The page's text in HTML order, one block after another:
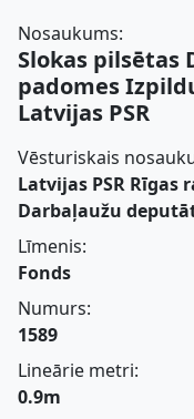
Nosaukums:
Slokas pilsētas
padomes
Latvijas PSR
Vēsturiskais
Latvijas PSR Rīgas
Darbaļaužu
Līmenis:
Fonds
Numurs:
1589
Lineārie metri:
0.9m